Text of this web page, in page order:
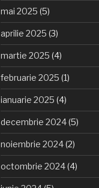
mai 2025 (5)
aprilie 2025 (3)
martie 2025 (4)
februarie 2025 (1)
ianuarie 2025 (4)
decembrie 2024(5)
noiembrie 2024(2)
octombrie 2024(4)